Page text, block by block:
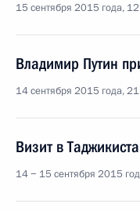
15 сентября 2015 года,
Владимир Путин
14 сентября 2015 года,
Визит в
14 − 15 сентября 2015